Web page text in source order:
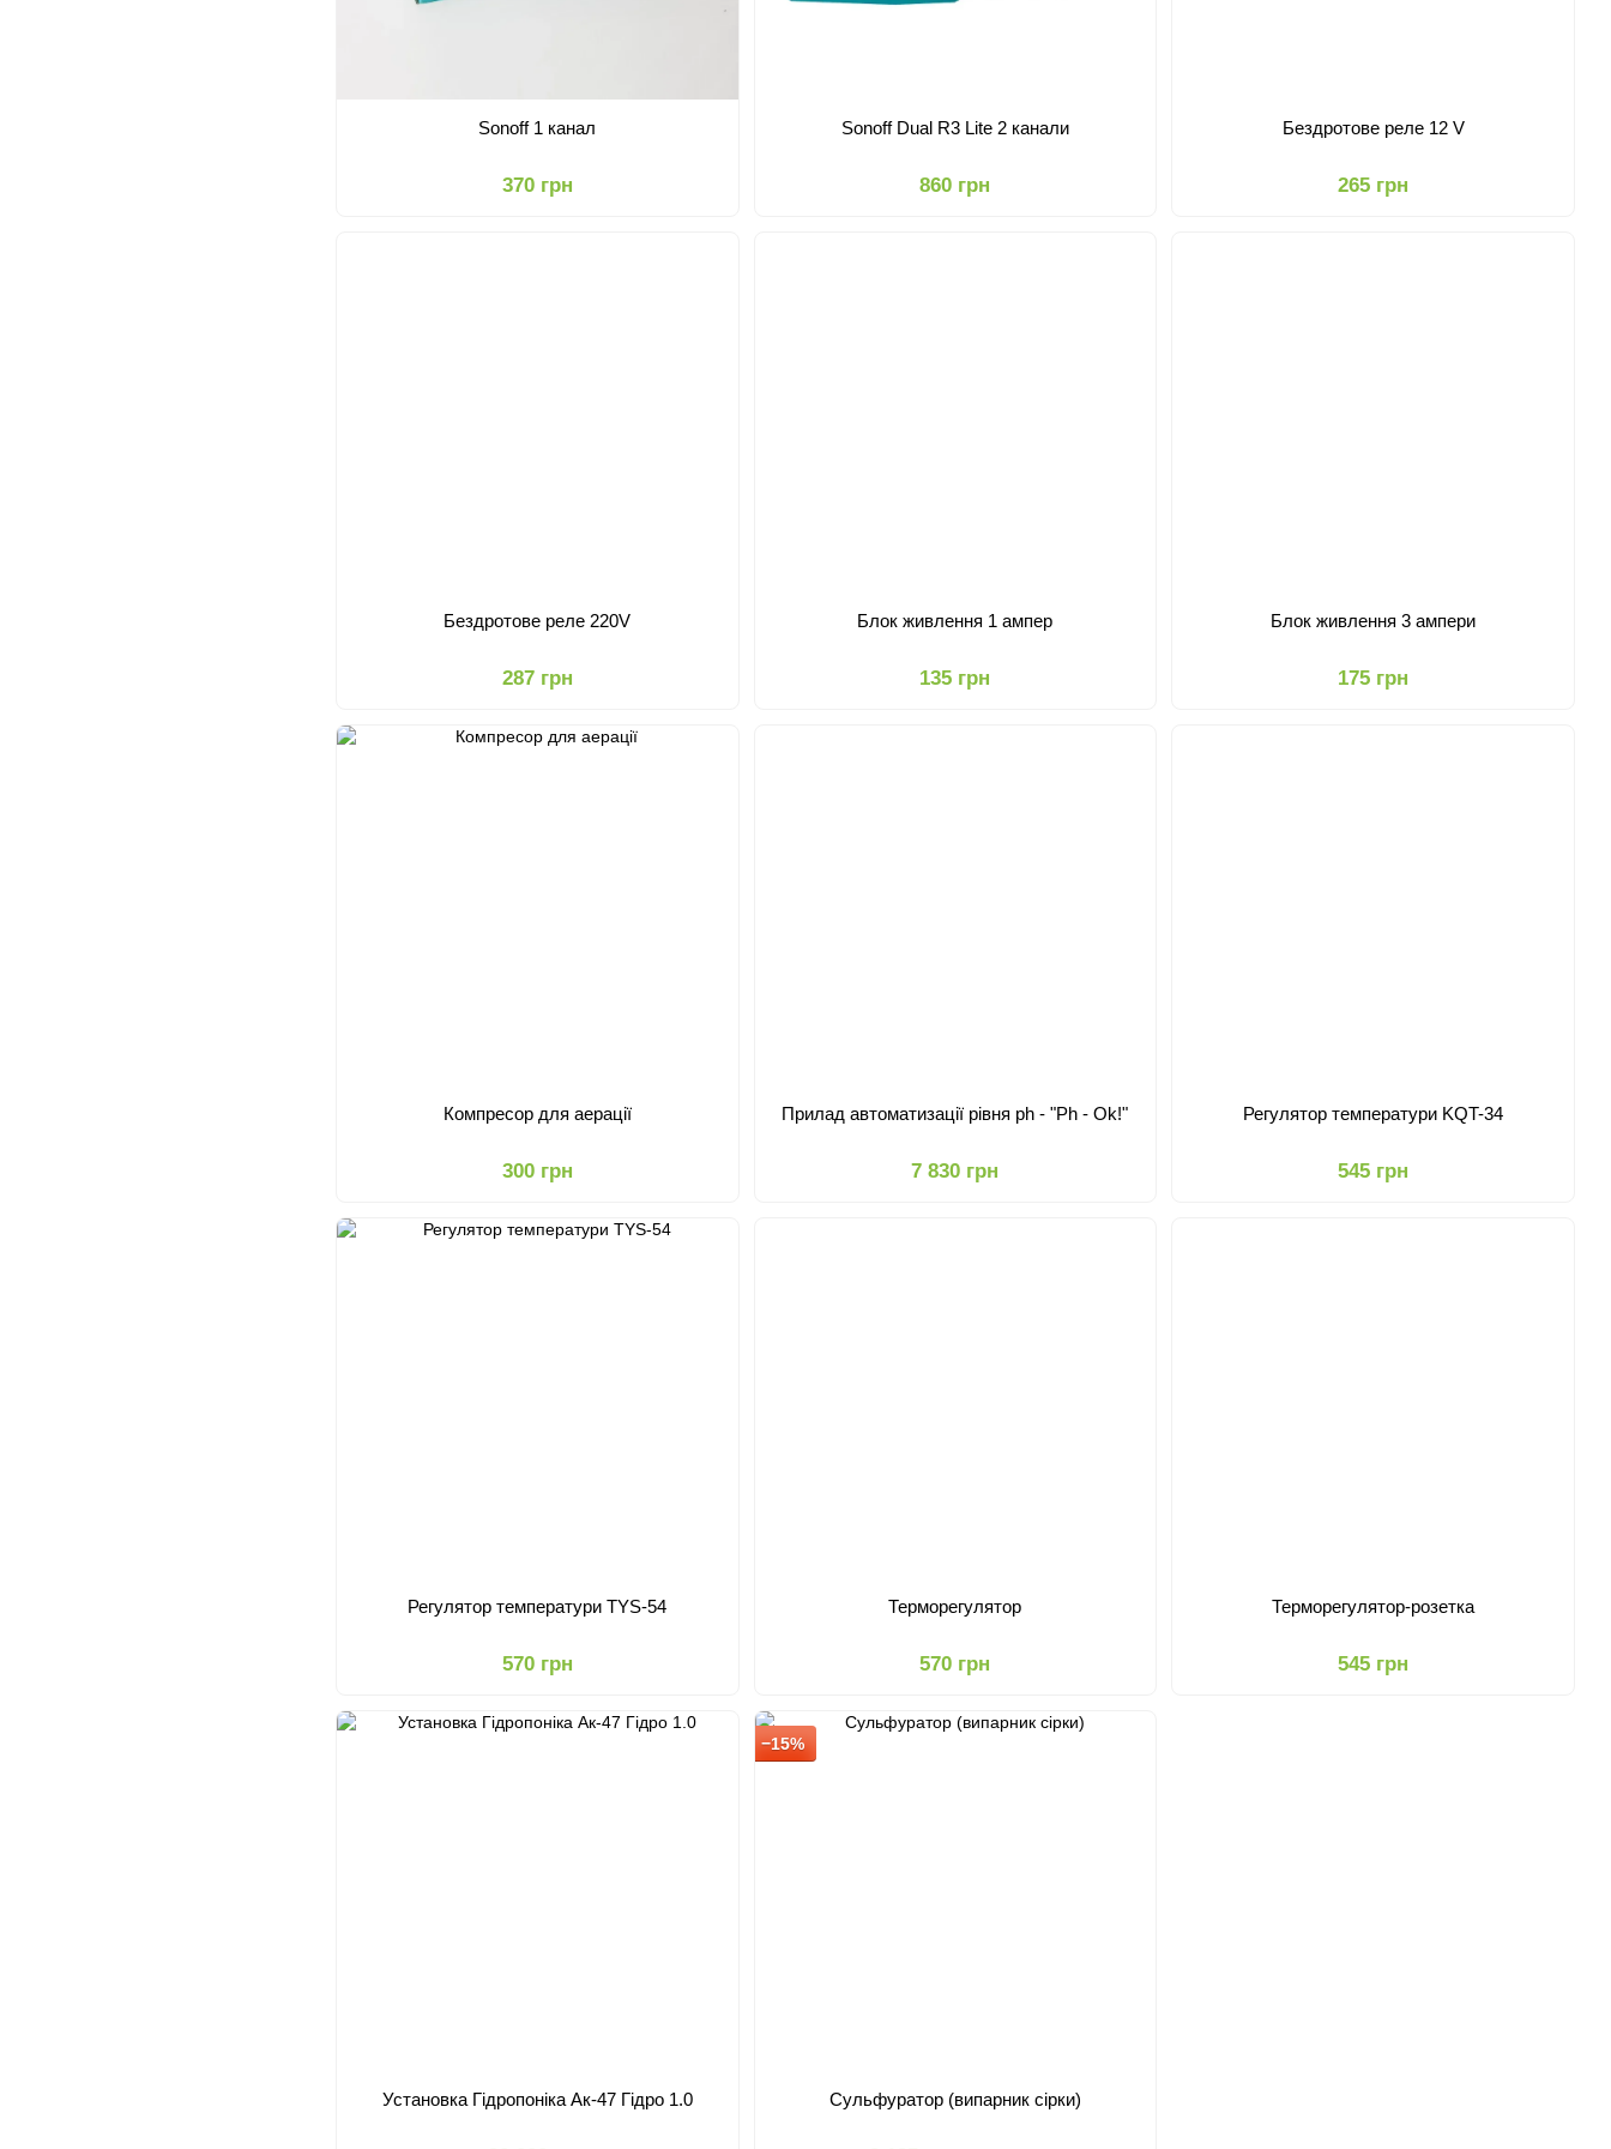
Sonoff 1 канал
370 грн
Sonoff Dual R3 Lite 2 канали
860 грн
Бездротове реле 12 V
265 грн
Бездротове реле 220V
287 грн
Блок живлення 1 ампер
135 грн
Блок живлення 3 ампери
175 грн
Компресор для аерації
300 грн
Прилад автоматизації рівня ph - "Ph - Ok!"
7 830 грн
Регулятор температури KQT-34
545 грн
Регулятор температури TYS-54
570 грн
Терморегулятор
570 грн
Терморегулятор-розетка
545 грн
Установка Гідропоніка Ак-47 Гідро 1.0
−15%
Сульфуратор (випарник сірки)